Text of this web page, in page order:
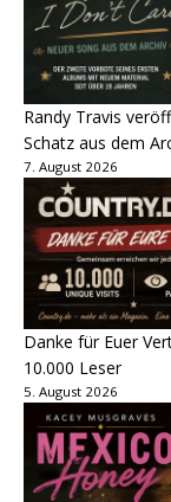
Randy Travis
Schatz aus dem
7. August 2026
Danke für Euer
10.000 Leser
5. August 2026